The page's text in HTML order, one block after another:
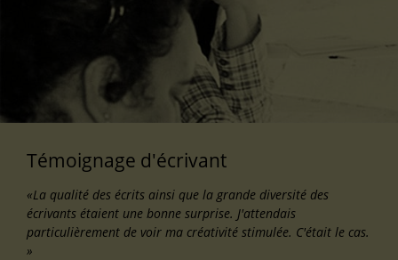
Témoignage d'écrivant
«La qualité des écrits ainsi que la grande diversité des
écrivants étaient une bonne surprise. J'attendais
particulièrement de voir ma créativité stimulée. C'était le cas.
»